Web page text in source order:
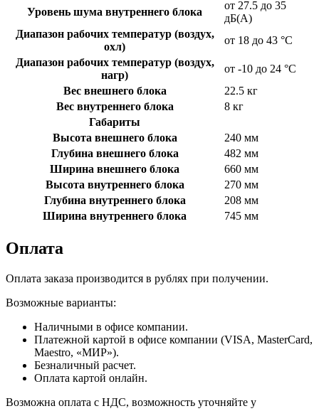
Уровень шума внутреннего блока
от 27.5 до 35
дБ(А)
Диапазон рабочих температур (воздух,
охл)
от 18 до 43 °C
Диапазон рабочих температур (воздух,
нагр)
от -10 до 24 °C
Вес внешнего блока
22.5 кг
Вес внутреннего блока
8 кг
Габариты
Высота внешнего блока
240 мм
Глубина внешнего блока
482 мм
Ширина внешнего блока
660 мм
Высота внутреннего блока
270 мм
Глубина внутреннего блока
208 мм
Ширина внутреннего блока
745 мм
Оплата
Оплата заказа производится в рублях при получении.
Возможные варианты:
Наличными в офисе компании.
Платежной картой в офисе компании (VISA, MasterCard,
Maestro, «МИР»).
Безналичный расчет.
Оплата картой онлайн.
Возможна оплата с НДС, возможность уточняйте у